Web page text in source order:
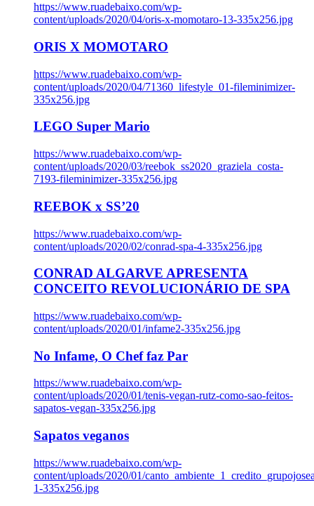
https://www.ruadebaixo.com/wp-
content/uploads/2020/04/oris-x-momotaro-13-335x256.jpg
ORIS X MOMOTARO
https://www.ruadebaixo.com/wp-
content/uploads/2020/04/71360_lifestyle_01-fileminimizer-
335x256.jpg
LEGO Super Mario
https://www.ruadebaixo.com/wp-
content/uploads/2020/03/reebok_ss2020_graziela_costa-
7193-fileminimizer-335x256.jpg
REEBOK x SS’20
https://www.ruadebaixo.com/wp-
content/uploads/2020/02/conrad-spa-4-335x256.jpg
CONRAD ALGARVE APRESENTA
CONCEITO REVOLUCIONÁRIO DE SPA
https://www.ruadebaixo.com/wp-
content/uploads/2020/01/infame2-335x256.jpg
No Infame, O Chef faz Par
https://www.ruadebaixo.com/wp-
content/uploads/2020/01/tenis-vegan-rutz-como-sao-feitos-
sapatos-vegan-335x256.jpg
Sapatos veganos
https://www.ruadebaixo.com/wp-
content/uploads/2020/01/
1-335x256.jpg